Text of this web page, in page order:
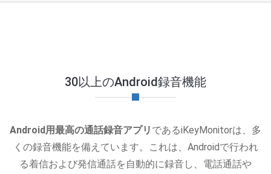
30以上のAndroid録音機能
Android用最高の通話録音アプリ であるiKeyMonitorは、多
くの録音機能を備えています。これは、Androidで行われ
る着信および発信通話を自動的に録音し、電話通話や